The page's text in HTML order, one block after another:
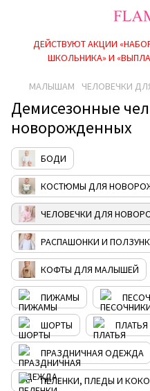
ДЕЙСТВУЮТ АКЦИИ
ШКОЛЬНИКА» И
МАЛЫШАМ ЧЕЛОВЕЧКИ
Демисезонные
новорожденных
БОДИ
КОСТЮМЫ ДЛЯ
РАСПАШОНКИ И
КОФТЫ ДЛЯ МАЛЫШЕЙ
ПИЖАМЫ
ШОРТЫ ПЛАТЬЯ
ПРАЗДНИЧНАЯ ОДЕЖДА
ПЕЛЕНКИ, ПЛЕДЫ И